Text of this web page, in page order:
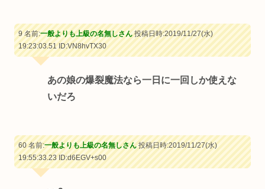
9 名前:一般よりも上級の名無しさん投稿日時:2019/11/27(水)
19:23:03.51ID:VN8hvTX30
あの娘の爆裂魔法なら一日に一回しか使えな
いだろ
60 名前:一般よりも上級の名無しさん投稿日時:2019/11/27(水)
19:55:33.23ID:d6EGV+s00